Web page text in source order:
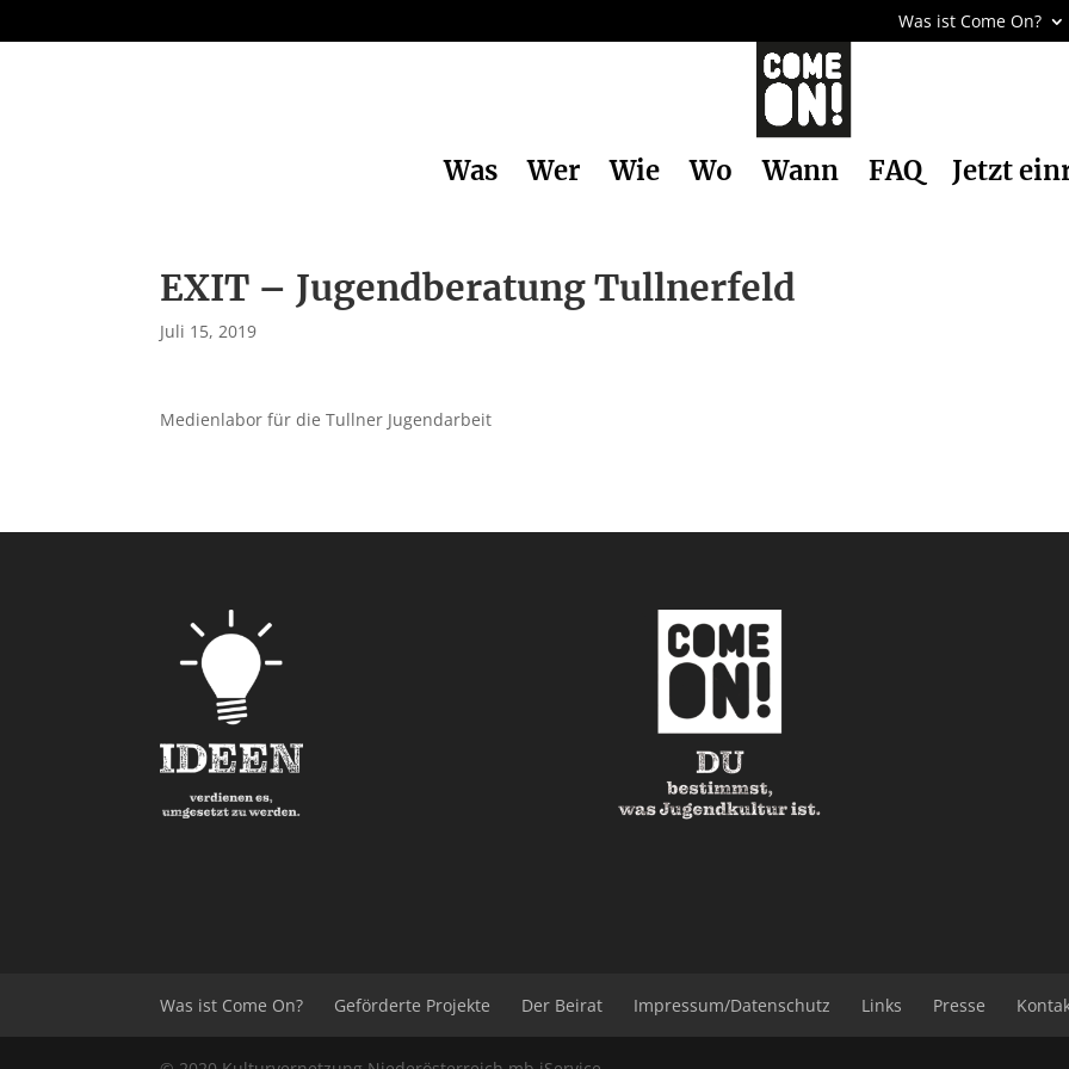
Was ist Come On?
Was Wer Wie Wo Wann FAQ Jetzt
EXIT – Jugendberatung Tullnerfeld
Juli 15, 2019
Medienlabor für die Tullner Jugendarbeit
Was ist Come On? Geförderte Projekte Der Beirat Impressum/Datenschutz Links Presse